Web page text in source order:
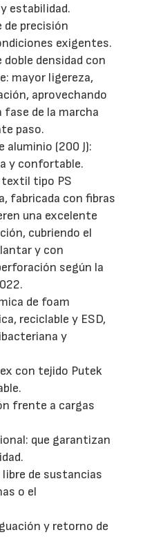
estabilidad.
de precisión
exigentes.
densidad con
mayor ligereza,
aprovechando
fase de la marcha
paso.
aluminio (200 J):
y confortable.
tipo PS
fabricada con fibras
una excelente
cubriendo el
y con
según la
de foam
reciclable y ESD,
y
con tejido Putek
frente a cargas
que garantizan
libre de sustancias
o el
y retorno de